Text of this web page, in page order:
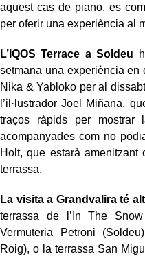
aquest cas de piano, es
per oferir una experiència al
L’IQOS Terrace a Soldeu
setmana una experiència
Nika & Yabloko per al
l’il·lustrador Joel Miñana,
traços ràpids per mostrar
acompanyades com no
Holt, que estarà
terrassa.
La visita a Grandvalira té
terrassa de l’In The
Vermuteria Petroni
Roig), o la terrassa San